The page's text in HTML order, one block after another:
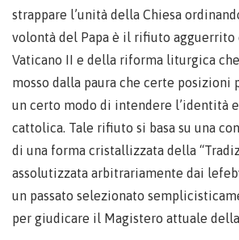
strappare l’unità della Chiesa
volontà del Papa è il rifiuto agguerrito
Vaticano II e della riforma liturgica
mosso dalla paura che certe posizioni
un certo modo di intendere l’identità
cattolica. Tale rifiuto si basa su una
di una forma cristallizzata della
assolutizzata arbitrariamente dai
un passato selezionato
per giudicare il Magistero attuale della